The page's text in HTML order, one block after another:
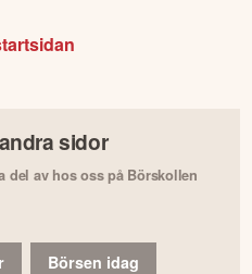
sidor
del av hos oss på Börskollen
Börsen idag